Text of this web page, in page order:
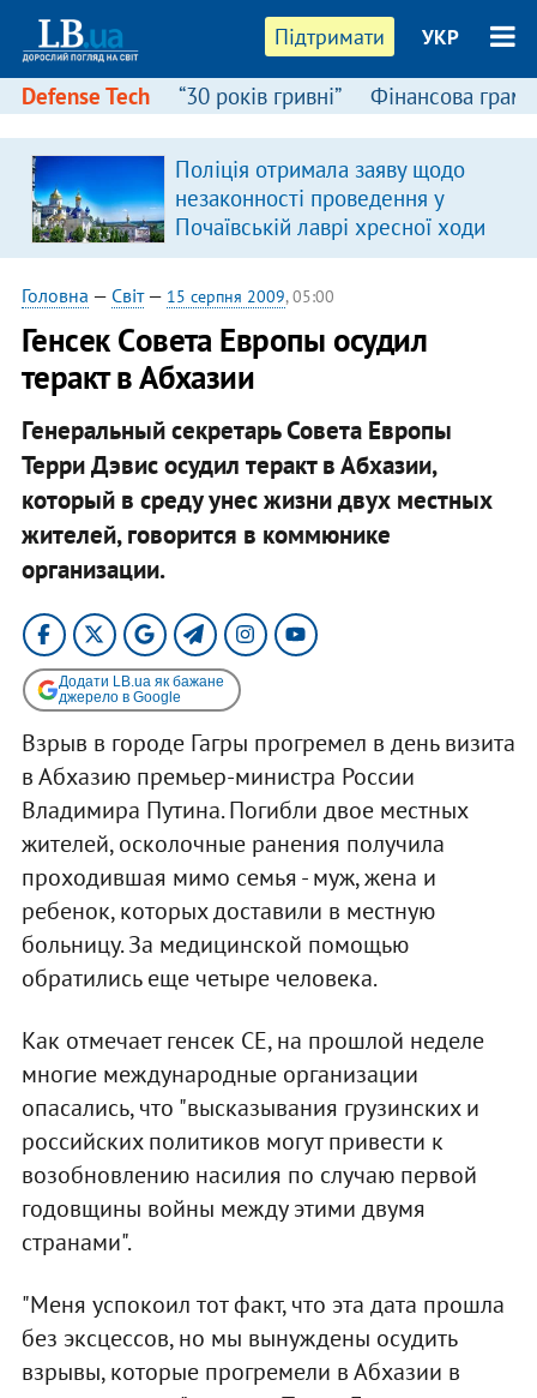
Підтримати УКР
Defense Tech “30 років гривні” Фінансова
Поліція отримала заяву щодо
незаконності проведення у
Почаївській лаврі хресної ходи
Головна — Світ— 15 серпня 2009, 05:00
Генсек Cовета Европы осудил
теракт в Абхазии
Генеральный секретарь Совета Европы
Терри Дэвис осудил теракт в Абхазии,
который в среду унес жизни двух местных
жителей, говорится в коммюнике
организации.
Додати LB.ua як бажане
джерело в Google
Взрыв в городе Гагры прогремел в день визита
в Абхазию премьер-министра России
Владимира Путина. Погибли двое местных
жителей, осколочные ранения получила
проходившая мимо семья - муж, жена и
ребенок, которых доставили в местную
больницу. За медицинской помощью
обратились еще четыре человека.
Как отмечает генсек СЕ, на прошлой неделе
многие международные организации
опасались, что "высказывания грузинских и
российских политиков могут привести к
возобновлению насилия по случаю первой
годовщины войны между этими двумя
странами".
"Меня успокоил тот факт, что эта дата прошла
без эксцессов, но мы вынуждены осудить
взрывы, которые прогремели в Абхазии в